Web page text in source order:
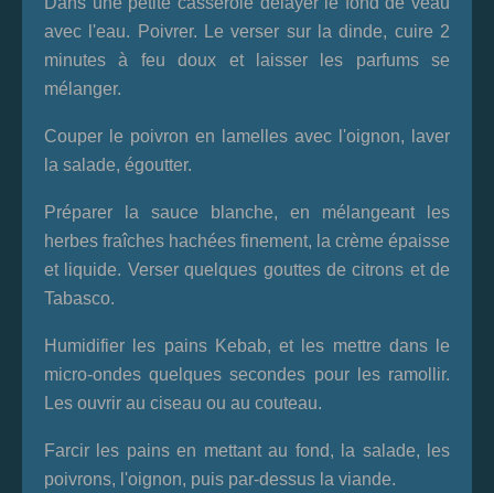
avec l'eau. Poivrer. Le verser sur la dinde, cuire 2
minutes à feu doux et laisser les parfums se
mélanger.
Couper le poivron en lamelles avec l'oignon, laver
la salade, égoutter.
Préparer la sauce blanche, en mélangeant les
herbes fraîches hachées finement, la crème épaisse
et liquide. Verser quelques gouttes de citrons et de
Tabasco.
Humidifier les pains Kebab, et les mettre dans le
micro-ondes quelques secondes pour les ramollir.
Les ouvrir au ciseau ou au couteau.
Farcir les pains en mettant au fond, la salade, les
poivrons, l'oignon, puis par-dessus la viande.